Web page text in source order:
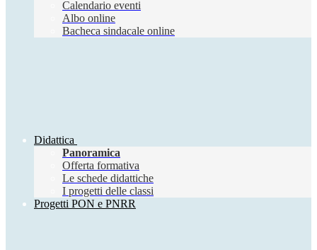
Calendario eventi
Albo online
Bacheca sindacale online
Didattica
Panoramica
Offerta formativa
Le schede didattiche
I progetti delle classi
Progetti PON e PNRR